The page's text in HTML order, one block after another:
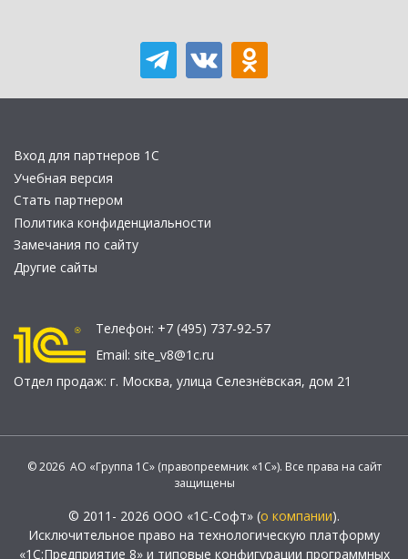
Вход для партнеров 1С
Учебная версия
Стать партнером
Политика конфиденциальности
Замечания по сайту
Другие сайты
Телефон: +7 (495) 737-92-57
Email: site_v8@1c.ru
Отдел продаж: г. Москва, улица Селезнёвская, дом 21
© 2026 АО «Группа 1С» (правопреемник «1С»). Все права на сайт
защищены
© 2011- 2026 ООО «1С-Софт» (о компании).
Исключительное право на технологическую платформу
«1С:Предприятие 8» и типовые конфигурации программных